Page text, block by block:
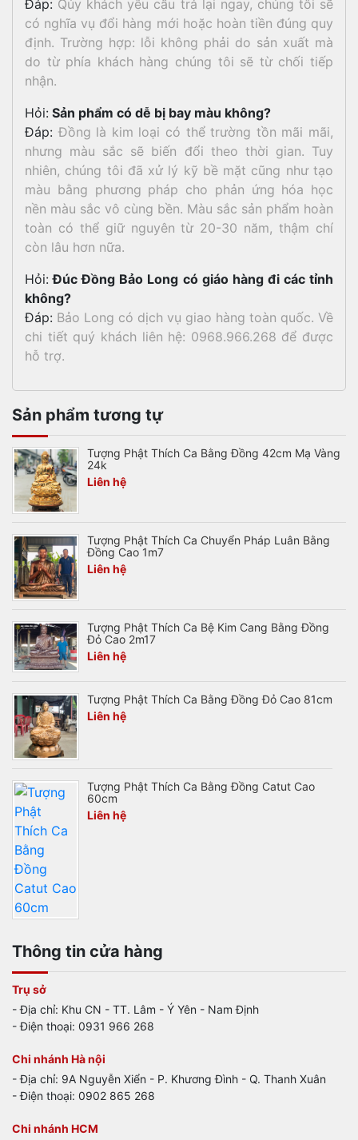
Đáp: Qúy khách yêu cầu trả lại ngay, chúng tôi sẽ
có nghĩa vụ đổi hàng mới hoặc hoàn tiền đúng quy
định. Trường hợp: lỗi không phải do sản xuất mà
do từ phía khách hàng chúng tôi sẽ từ chối tiếp
nhận.
Hỏi: Sản phẩm có dễ bị bay màu không?
Đáp: Đồng là kim loại có thể trường tồn mãi mãi,
nhưng màu sắc sẽ biến đổi theo thời gian. Tuy
nhiên, chúng tôi đã xử lý kỹ bề mặt cũng như tạo
màu bằng phương pháp cho phản ứng hóa học
nền màu sắc vô cùng bền. Màu sắc sản phẩm hoàn
toàn có thể giữ nguyên từ 20-30 năm, thậm chí
còn lâu hơn nữa.
Hỏi: Đúc Đồng Bảo Long có giáo hàng đi các tỉnh
không?
Đáp: Bảo Long có dịch vụ giao hàng toàn quốc. Về
chi tiết quý khách liên hệ: 0968.966.268 để được
hỗ trợ.
Sản phẩm tương tự
Tượng Phật Thích Ca Bằng Đồng 42cm Mạ Vàng
24k
Liên hệ
Tượng Phật Thích Ca Chuyển Pháp Luân Bằng
Đồng Cao 1m7
Liên hệ
Tượng Phật Thích Ca Bệ Kim Cang Bằng Đồng
Đỏ Cao 2m17
Liên hệ
Tượng Phật Thích Ca Bằng Đồng Đỏ Cao 81cm
Liên hệ
Tượng Phật Thích Ca Bằng Đồng Catut Cao
60cm
Liên hệ
Thông tin cửa hàng
Trụ sở
- Địa chỉ: Khu CN - TT. Lâm - Ý Yên - Nam Định
- Điện thoại: 0931 966 268
Chi nhánh Hà nội
- Địa chỉ: 9A Nguyễn Xiển - P. Khương Đình - Q. Thanh Xuân
- Điện thoại: 0902 865 268
Chi nhánh HCM